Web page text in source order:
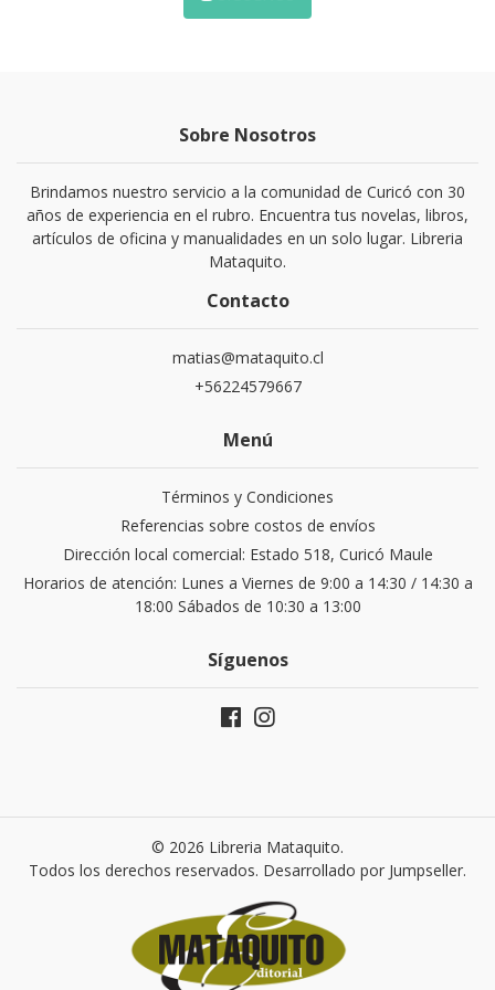
Sobre Nosotros
Brindamos nuestro servicio a la comunidad de Curicó con 30
años de experiencia en el rubro. Encuentra tus novelas, libros,
artículos de oficina y manualidades en un solo lugar. Libreria
Mataquito.
Contacto
matias@mataquito.cl
+56224579667
Menú
Términos y Condiciones
Referencias sobre costos de envíos
Dirección local comercial: Estado 518, Curicó Maule
Horarios de atención: Lunes a Viernes de 9:00 a 14:30 / 14:30 a
18:00 Sábados de 10:30 a 13:00
Síguenos
© 2026 Libreria Mataquito.
Todos los derechos reservados. Desarrollado por Jumpseller.